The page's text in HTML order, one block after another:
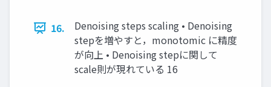
16.
Denoising steps scaling • Denoising
stepを増やすと，monotomic に精度
が向上 • Denoising stepに関して
scale則が現れている 16